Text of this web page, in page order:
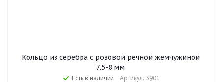
Кольцо из серебра с розовой речной жемчужиной
7,5-8 мм
Есть в наличии Артикул: 3901